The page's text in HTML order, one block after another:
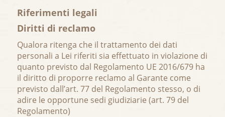
Riferimenti legali
Diritti di reclamo
Qualora ritenga che il trattamento dei dati
personali a Lei riferiti sia effettuato in violazione di
quanto previsto dal Regolamento UE 2016/679 ha
il diritto di proporre reclamo al Garante come
previsto dall’art. 77 del Regolamento stesso, o di
adire le opportune sedi giudiziarie (art. 79 del
Regolamento)